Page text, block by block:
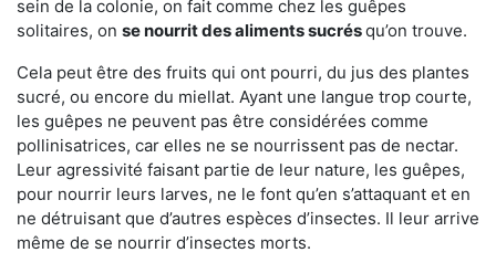
sein de la colonie, on fait comme chez les guêpes
solitaires, on se nourrit des aliments sucrésqu’on trouve.
Cela peut être des fruits qui ont pourri, du jus des plantes
sucré, ou encore du miellat. Ayant une langue trop courte,
les guêpes ne peuvent pas être considérées comme
pollinisatrices, car elles ne se nourrissent pas de nectar.
Leur agressivité faisant partie de leur nature, les guêpes,
pour nourrir leurs larves, ne le font qu’en s’attaquant et en
ne détruisant que d’autres espèces d’insectes. Il leur arrive
même de se nourrir d’insectes morts.